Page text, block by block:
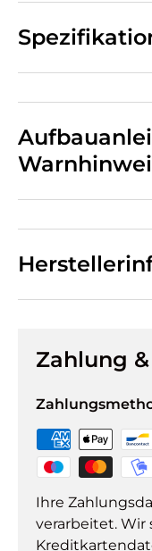
Zahlung
Ihre
verarbeitet. Wir